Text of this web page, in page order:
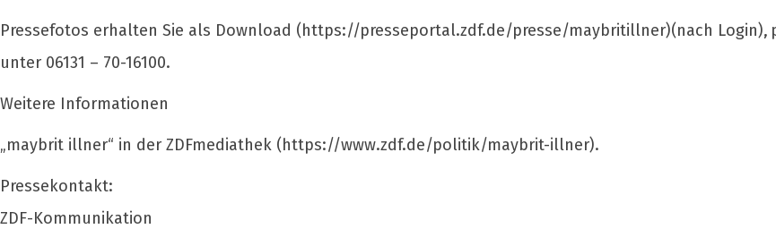
Pressefotos erhalten Sie als Download (https://presseportal.zdf.de/presse/maybritillner)(nach Login),
unter 06131 – 70-16100.
Weitere Informationen
„maybrit illner“ in der ZDFmediathek (https://www.zdf.de/politik/maybrit-illner).
Pressekontakt:
ZDF-Kommunikation